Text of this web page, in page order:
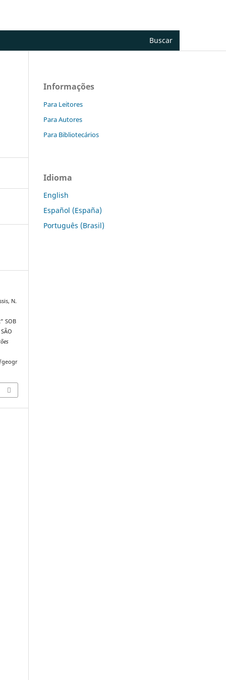
Buscar
N.
SOB
geogr
Informações
Para Leitores
Para Autores
Para Bibliotecários
Idioma
English
Español (España)
Português (Brasil)